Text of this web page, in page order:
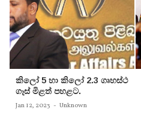
කිලෝ 5 හා කිලෝ 2.3 ගෘහස්ථ
ගෑස් මිළත් පහළට.
Jan 12, 2023 - Unknown